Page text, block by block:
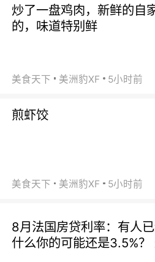
炒了一盘鸡肉，新鲜的自
的，味道特别鲜
美食天下 美洲豹XF 5小时前
煎虾饺
美食天下 美洲豹XF 5小时前
8月法国房贷利率：有人
什么你的可能还是3.5%？